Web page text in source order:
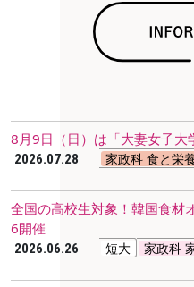
8月9日（日）は「大妻女子大
2026.07.28 ｜ 家政科 食と栄
全国の高校生対象！韓国食材
6開催
2026.06.26 ｜ 短大 家政科